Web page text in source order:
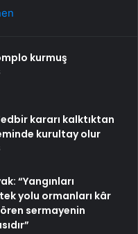
kurmuş
kararı kalktıktan
kurultay olur
“Yangınları
yolu ormanları kâr
sermayenin